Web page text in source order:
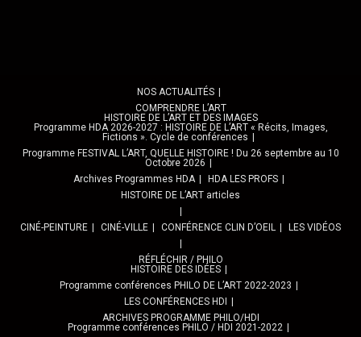
NOS ACTUALITÉS
COMPRENDRE L’ART
HISTOIRE DE L’ART ET DES IMAGES
Programme HDA 2026-2027 : HISTOIRE DE L’ART « Récits, Images,
Fictions ». Cycle de conférences
Programme FESTIVAL L’ART, QUELLE HISTOIRE ! Du 26 septembre au 10
Octobre 2026
Archives Programmes HDA
HDA LES PROFS
HISTOIRE DE L’ART articles
CINÉ-PEINTURE CINÉ-VILLE CONFÉRENCE CLIN D’OEIL LES VIDÉOS
RÉFLÉCHIR / PHILO
HISTOIRE DES IDÉES
Programme conférences PHILO DE L’ART 2022-2023
LES CONFÉRENCES HDI
ARCHIVES PROGRAMME PHILO/HDI
Programme conférences PHILO / HDI 2021-2022